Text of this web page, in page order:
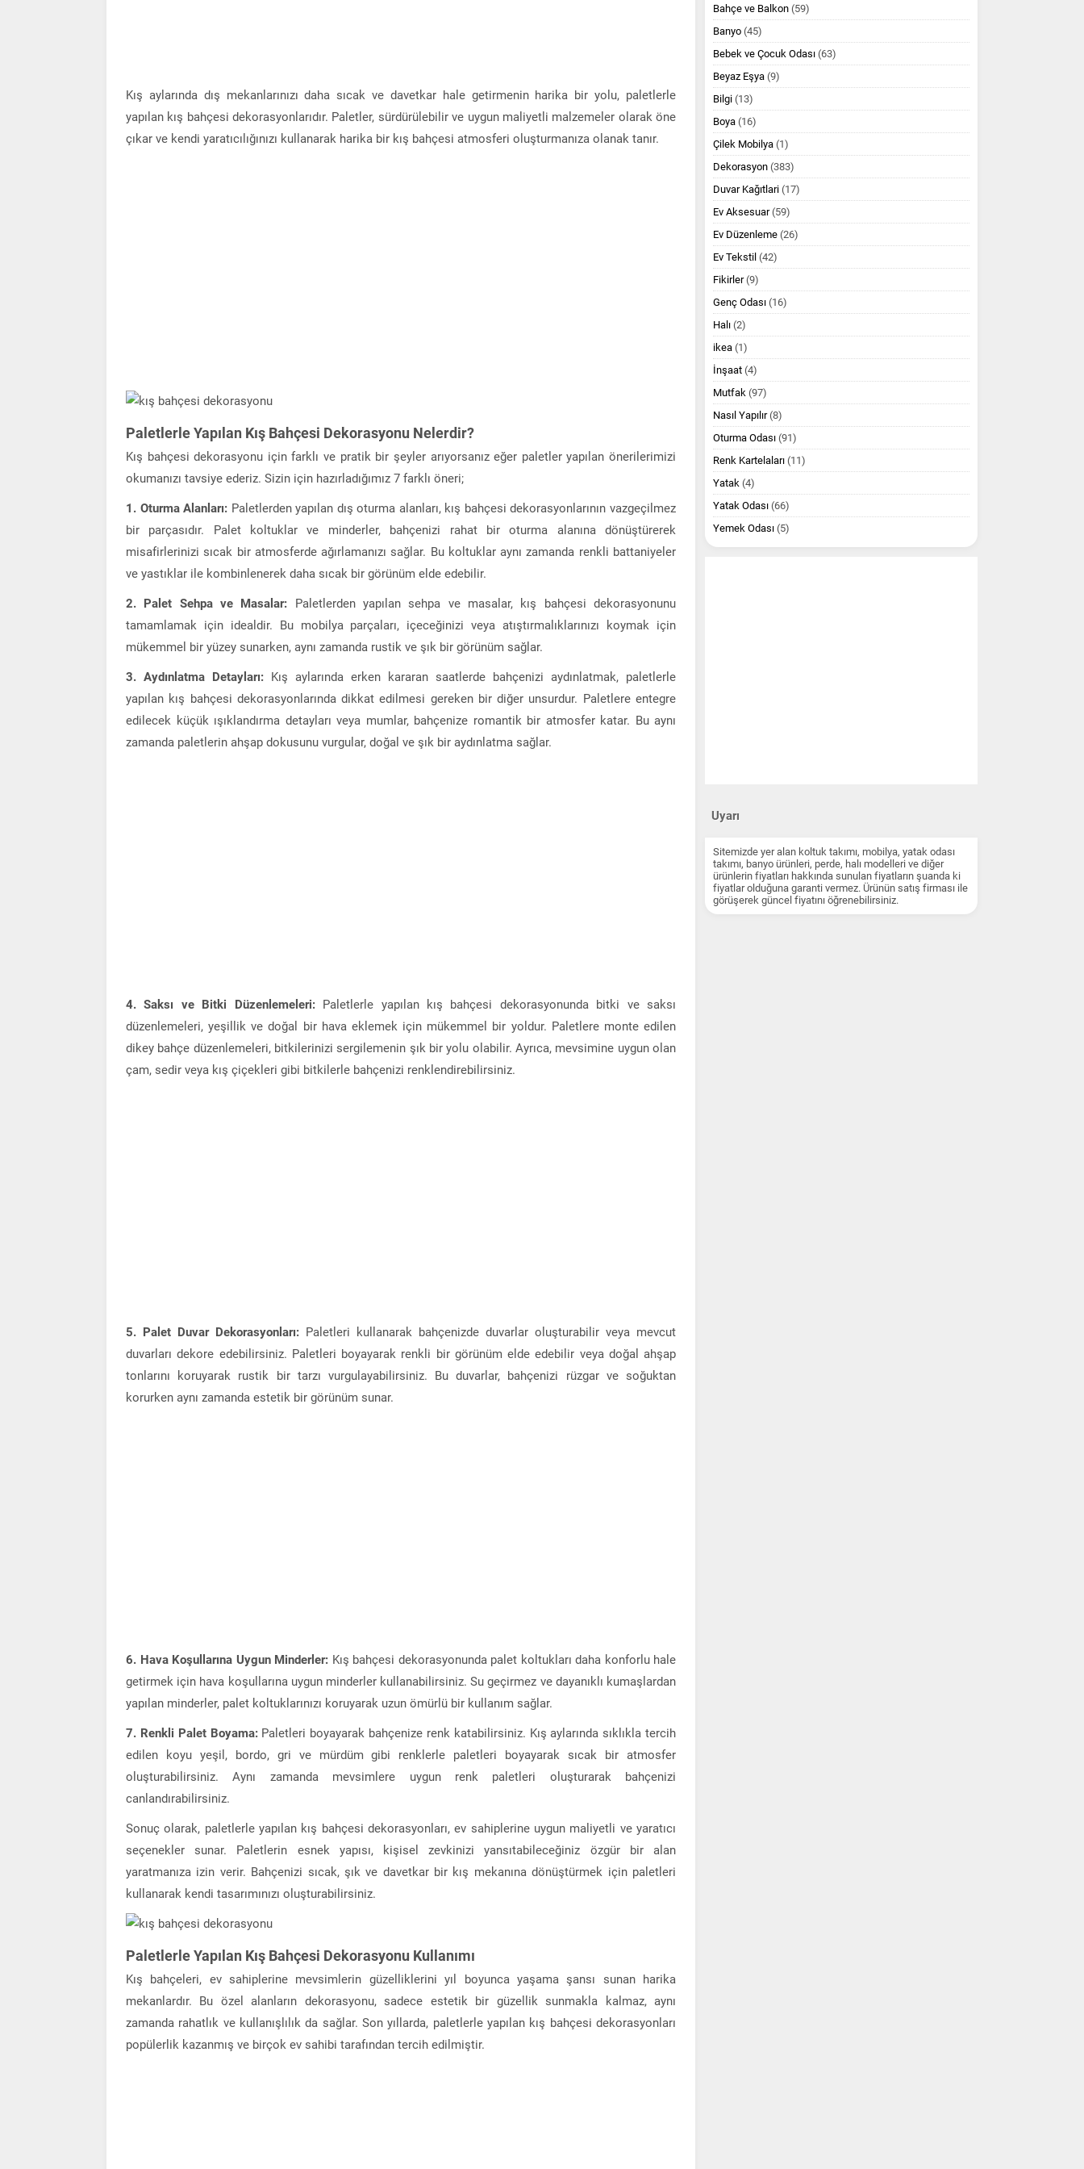
Kış aylarında dış mekanlarınızı daha sıcak ve davetkar hale getirmenin harika bir yolu, paletlerle
yapılan kış bahçesi dekorasyonlarıdır. Paletler, sürdürülebilir ve uygun maliyetli malzemeler olarak öne
çıkar ve kendi yaratıcılığınızı kullanarak harika bir kış bahçesi atmosferi oluşturmanıza olanak tanır.
Paletlerle Yapılan Kış Bahçesi Dekorasyonu Nelerdir?
Kış bahçesi dekorasyonu için farklı ve pratik bir şeyler arıyorsanız eğer paletler yapılan önerilerimizi
okumanızı tavsiye ederiz. Sizin için hazırladığımız 7 farklı öneri;
1. Oturma Alanları: Paletlerden yapılan dış oturma alanları, kış bahçesi dekorasyonlarının vazgeçilmez
bir parçasıdır. Palet koltuklar ve minderler, bahçenizi rahat bir oturma alanına dönüştürerek
misafirlerinizi sıcak bir atmosferde ağırlamanızı sağlar. Bu koltuklar aynı zamanda renkli battaniyeler
ve yastıklar ile kombinlenerek daha sıcak bir görünüm elde edebilir.
2. Palet Sehpa ve Masalar: Paletlerden yapılan sehpa ve masalar, kış bahçesi dekorasyonunu
tamamlamak için idealdir. Bu mobilya parçaları, içeceğinizi veya atıştırmalıklarınızı koymak için
mükemmel bir yüzey sunarken, aynı zamanda rustik ve şık bir görünüm sağlar.
3. Aydınlatma Detayları: Kış aylarında erken kararan saatlerde bahçenizi aydınlatmak, paletlerle
yapılan kış bahçesi dekorasyonlarında dikkat edilmesi gereken bir diğer unsurdur. Paletlere entegre
edilecek küçük ışıklandırma detayları veya mumlar, bahçenize romantik bir atmosfer katar. Bu aynı
zamanda paletlerin ahşap dokusunu vurgular, doğal ve şık bir aydınlatma sağlar.
4. Saksı ve Bitki Düzenlemeleri:Paletlerle yapılan kış bahçesi dekorasyonunda bitki ve saksı
düzenlemeleri, yeşillik ve doğal bir hava eklemek için mükemmel bir yoldur. Paletlere monte edilen
dikey bahçe düzenlemeleri, bitkilerinizi sergilemenin şık bir yolu olabilir. Ayrıca, mevsimine uygun olan
çam, sedir veya kış çiçekleri gibi bitkilerle bahçenizi renklendirebilirsiniz.
5. Palet Duvar Dekorasyonları: Paletleri kullanarak bahçenizde duvarlar oluşturabilir veya mevcut
duvarları dekore edebilirsiniz. Paletleri boyayarak renkli bir görünüm elde edebilir veya doğal ahşap
tonlarını koruyarak rustik bir tarzı vurgulayabilirsiniz. Bu duvarlar, bahçenizi rüzgar ve soğuktan
korurken aynı zamanda estetik bir görünüm sunar.
6. Hava Koşullarına Uygun Minderler: Kış bahçesi dekorasyonunda palet koltukları daha konforlu hale
getirmek için hava koşullarına uygun minderler kullanabilirsiniz. Su geçirmez ve dayanıklı kumaşlardan
yapılan minderler, palet koltuklarınızı koruyarak uzun ömürlü bir kullanım sağlar.
7. Renkli Palet Boyama:Paletleri boyayarak bahçenize renk katabilirsiniz. Kış aylarında sıklıkla tercih
edilen koyu yeşil, bordo, gri ve mürdüm gibi renklerle paletleri boyayarak sıcak bir atmosfer
oluşturabilirsiniz. Aynı zamanda mevsimlere uygun renk paletleri oluşturarak bahçenizi
canlandırabilirsiniz.
Sonuç olarak, paletlerle yapılan kış bahçesi dekorasyonları, ev sahiplerine uygun maliyetli ve yaratıcı
seçenekler sunar. Paletlerin esnek yapısı, kişisel zevkinizi yansıtabileceğiniz özgür bir alan
yaratmanıza izin verir. Bahçenizi sıcak, şık ve davetkar bir kış mekanına dönüştürmek için paletleri
kullanarak kendi tasarımınızı oluşturabilirsiniz.
Paletlerle Yapılan Kış Bahçesi Dekorasyonu Kullanımı
Kış bahçeleri, ev sahiplerine mevsimlerin güzelliklerini yıl boyunca yaşama şansı sunan harika
mekanlardır. Bu özel alanların dekorasyonu, sadece estetik bir güzellik sunmakla kalmaz, aynı
zamanda rahatlık ve kullanışlılık da sağlar. Son yıllarda, paletlerle yapılan kış bahçesi dekorasyonları
popülerlik kazanmış ve birçok ev sahibi tarafından tercih edilmiştir.
Bahçe ve Balkon (59)
Banyo (45)
Bebek ve Çocuk Odası (63)
Beyaz Eşya (9)
Bilgi (13)
Boya (16)
Çilek Mobilya (1)
Dekorasyon (383)
Duvar Kağıtlari (17)
Ev Aksesuar(59)
Ev Düzenleme (26)
Ev Tekstil (42)
Fikirler(9)
Genç Odası (16)
Halı (2)
ikea (1)
İnşaat (4)
Mutfak (97)
Nasıl Yapılır(8)
Oturma Odası (91)
Renk Kartelaları (11)
Yatak (4)
Yatak Odası (66)
Yemek Odası (5)
Uyarı
Sitemizde yer alan koltuk takımı, mobilya, yatak odası
takımı, banyo ürünleri, perde, halı modelleri ve diğer
ürünlerin fiyatları hakkında sunulan fiyatların şuanda ki
fiyatlar olduğuna garanti vermez. Ürünün satış firması ile
görüşerek güncel fiyatını öğrenebilirsiniz.